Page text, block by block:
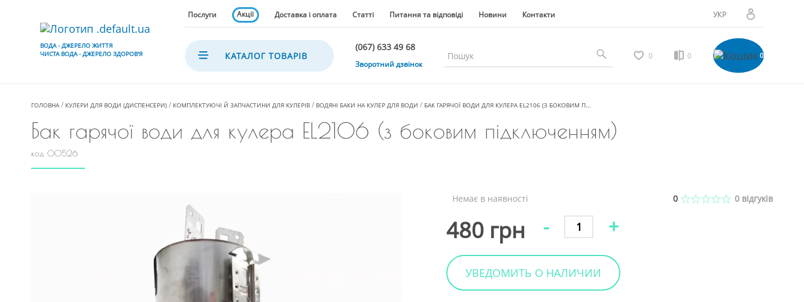
ВОДА - ДЖЕРЕЛО ЖИТТЯ
ЧИСТА ВОДА - ДЖЕРЕЛО ЗДОРОВ'Я
Послуги Акції Доставка і оплата Статті Питання та відповіді Новини Контакти
УКР
РУС
Особистий кабінет
КАТАЛОГ ТОВАРІВ
(067) 633 49 68
(067) 633 49 68
(067) 635 35 36
(067) 633 49 68
(044) 390 35 36
Зворотний дзвінок
0 0 0
ГОЛОВНА КУЛЕРИ ДЛЯ ВОДИ (ДИСПЕНСЕРИ) КОМПЛЕКТУЮЧІ Й ЗАПЧАСТИНИ ДЛЯ КУЛЕРІВ ВОДЯНІ БАКИ НА КУЛЕР ДЛЯ ВОДИ БАК ГАРЯЧОЇ ВОДИ ДЛЯ КУЛЕРА EL2106 (З БОКОВИМ П...
Бак гарячої води для кулера EL2106 (з боковим підключенням)
код 00526
Немає в наявності 0 0 відгуків
480 грн - +
УВЕДОМИТЬ О НАЛИЧИИ